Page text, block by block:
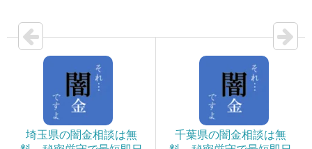
埼玉県の闇金相談は無
千葉県の闇金相談は無